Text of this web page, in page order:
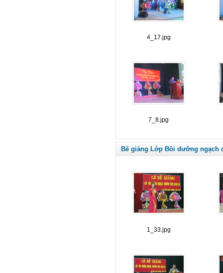
4_17.jpg
7_8.jpg
Bế giảng Lớp Bồi dưỡng ngạch
1_33.jpg